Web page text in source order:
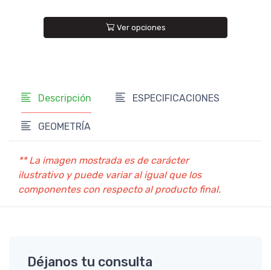
Ver opciones
Descripción ESPECIFICACIONES
GEOMETRÍA
** La imagen mostrada es de carácter
ilustrativo y puede variar al igual que los
componentes con respecto al producto final.
Déjanos tu consulta